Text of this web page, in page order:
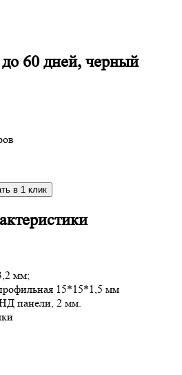
до 60 дней, черный
в 1 клик
мм;
15*15*1,5 мм
панели, 2 мм.